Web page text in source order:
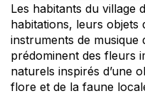
Les habitants du village
habitations, leurs objets
instruments de
prédominent des fleurs
naturels inspirés d’une
flore et de la faune